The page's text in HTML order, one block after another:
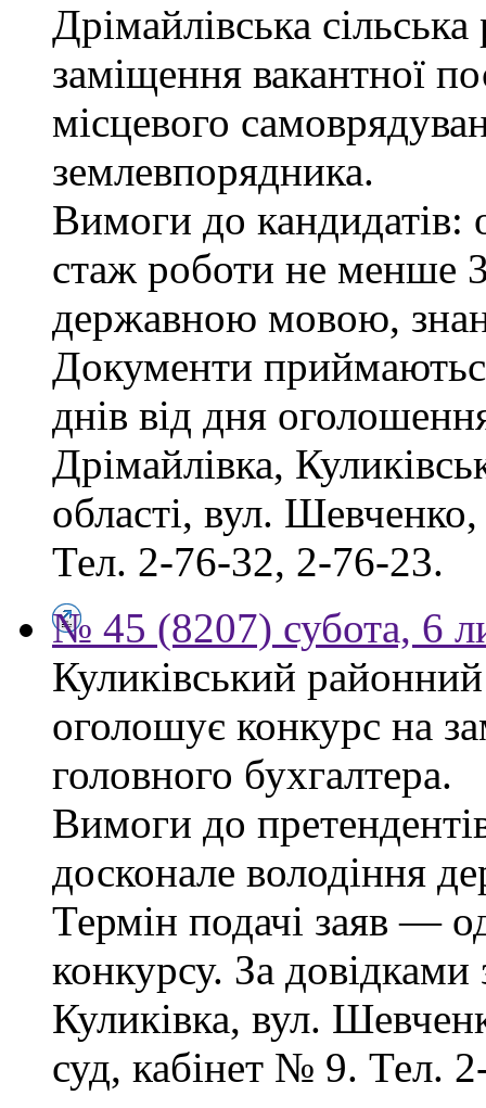
Дрімайлівська
заміщення вакантної
місцевого
землевпорядника.
Вимоги до кандидатів:
стаж роботи не менше
державною мовою,
Документи
днів від дня
Дрімайлівка,
області, вул.
Тел. 2-76-32, 2-76-23.
№ 45 (8207) субота, 6
Куликівський районний
оголошує конкурс на
головного бухгалтера.
Вимоги до
досконале володіння
Термін подачі заяв —
конкурсу. За
Куликівка, вул.
суд, кабінет № 9. Тел.